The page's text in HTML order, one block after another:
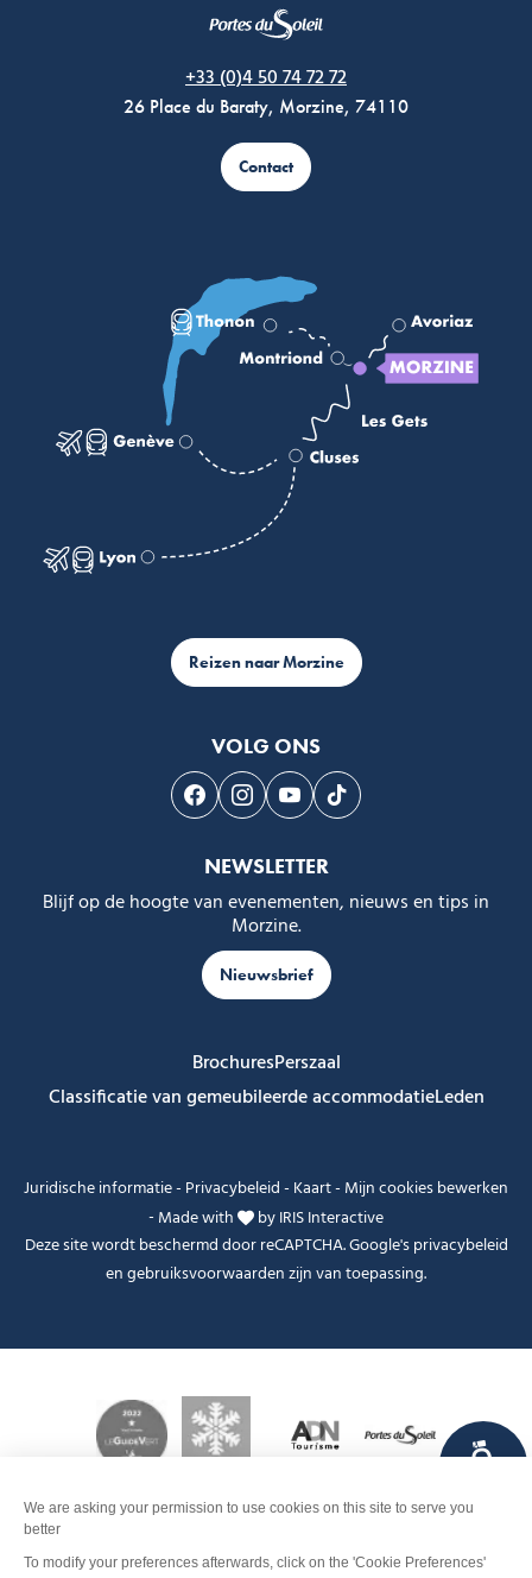
Contact
+33 (0)4 50 74 72 72
26 Place du Baraty, Morzine, 74110
Contact
Reizen naar Morzine
VOLG ONS
Volg ons op Facebook
Volg ons op Instagram
Volg ons op Youtube
Volg ons op Tiktok
NEWSLETTER
Blijf op de hoogte van evenementen, nieuws en tips in
Morzine.
Nieuwsbrief
BrochuresPerszaal
Classificatie van gemeubileerde accommodatieLeden
Juridische informatie- Privacybeleid- Kaart- Mijn cookies bewerken
- Made with byIRIS Interactive
Deze site wordt beschermd door reCAPTCHA. Google'sprivacybeleid
engebruiksvoorwaardenzijn van toepassing.
Je peux t'aider ?